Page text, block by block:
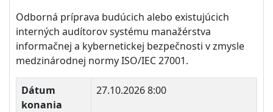
Odborná príprava budúcich alebo existujúcich
interných audítorov systému manažérstva
informačnej a kybernetickej bezpečnosti v zmysle
medzinárodnej normy ISO/IEC 27001.
Dátum
konania
27.10.2026 8:00